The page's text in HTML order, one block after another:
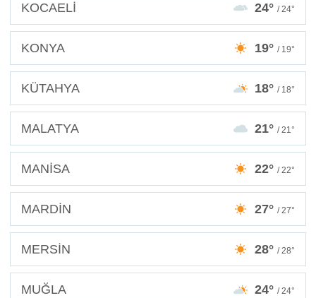
KOCAELİ 24° / 24°
KONYA 19° / 19°
KÜTAHYA 18° / 18°
MALATYA 21° / 21°
MANİSA 22° / 22°
MARDİN 27° / 27°
MERSİN 28° / 28°
MUĞLA 24° / 24°